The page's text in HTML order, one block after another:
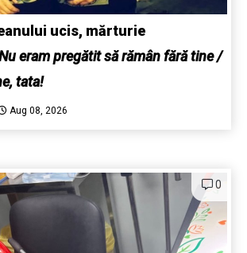
ucis, mărturie
eram pregătit să rămân fără tine /
tata!
Aug 08, 2026
0